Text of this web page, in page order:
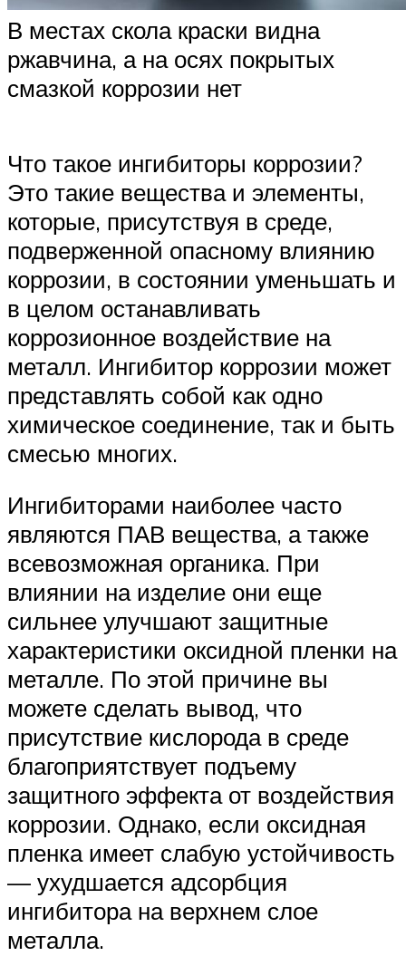
В местах скола краски видна
ржавчина, а на осях покрытых
смазкой коррозии нет
Что такое ингибиторы коррозии?
Это такие вещества и элементы,
которые, присутствуя в среде,
подверженной опасному влиянию
коррозии, в состоянии уменьшать и
в целом останавливать
коррозионное воздействие на
металл. Ингибитор коррозии может
представлять собой как одно
химическое соединение, так и быть
смесью многих.
Ингибиторами наиболее часто
являются ПАВ вещества, а также
всевозможная органика. При
влиянии на изделие они еще
сильнее улучшают защитные
характеристики оксидной пленки на
металле. По этой причине вы
можете сделать вывод, что
присутствие кислорода в среде
благоприятствует подъему
защитного эффекта от воздействия
коррозии. Однако, если оксидная
пленка имеет слабую устойчивость
— ухудшается адсорбция
ингибитора на верхнем слое
металла.